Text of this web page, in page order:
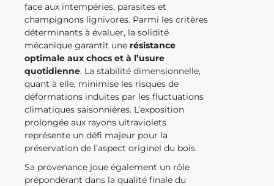
face aux intempéries, parasites et
champignons lignivores. Parmi les critères
déterminants à évaluer, la solidité
mécanique garantit une résistance
optimale aux chocs et à l’usure
quotidienne. La stabilité dimensionnelle,
quant à elle, minimise les risques de
déformations induites par les fluctuations
climatiques saisonnières. L’exposition
prolongée aux rayons ultraviolets
représente un défi majeur pour la
préservation de l’aspect originel du bois.
Sa provenance joue également un rôle
prépondérant dans la qualité finale du